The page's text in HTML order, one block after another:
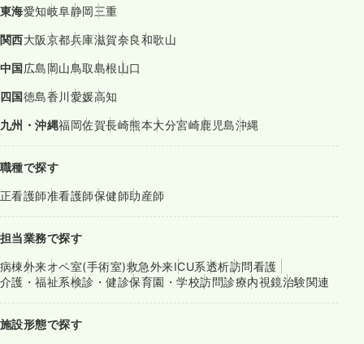
東海愛知岐阜静岡三重
関西大阪京都兵庫滋賀奈良和歌山
中国広島岡山鳥取島根山口
四国徳島香川愛媛高知
九州・沖縄福岡佐賀長崎熊本大分宮崎鹿児島沖縄
職種で探す
正看護師准看護師保健師助産師
担当業務で探す
病棟外来オペ室(手術室)救急外来ICU系透析訪問看護
介護・福祉系検診・健診保育園・学校訪問診療内視鏡治験関連
施設形態で探す